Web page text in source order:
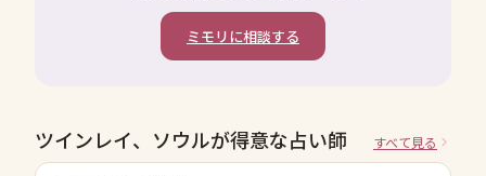
ミモリに相談する
ツインレイ、ソウルが得意な占い師 すべて見る